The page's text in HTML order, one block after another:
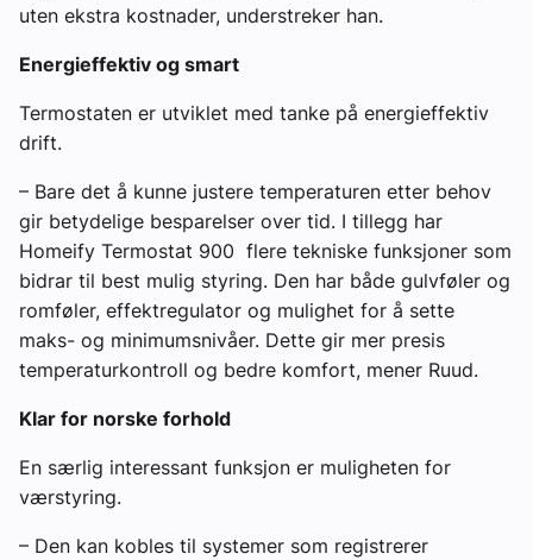
uten ekstra kostnader, understreker han.
Energieffektiv og smart
Termostaten er utviklet med tanke på energieffektiv
drift.
– Bare det å kunne justere temperaturen etter behov
gir betydelige besparelser over tid. I tillegg har
Homeify Termostat 900 flere tekniske funksjoner som
bidrar til best mulig styring. Den har både gulvføler og
romføler, effektregulator og mulighet for å sette
maks- og minimumsnivåer. Dette gir mer presis
temperaturkontroll og bedre komfort, mener Ruud.
Klar for norske forhold
En særlig interessant funksjon er muligheten for
værstyring.
– Den kan kobles til systemer som registrerer